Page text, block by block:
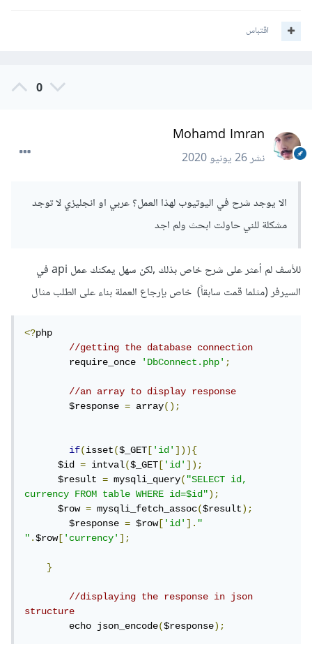
اقتباس
0
Mohamd Imran
نشر26 يونيو 2020
الا يوجد شرح في اليوتيوب لهذا العمل؟ عربي او انجليزي لا توجد
مشكلة للني حاولت ابحث ولم اجد
للأسف لم أعثر على شرح خاص بذلك ,لكن سهل يمكنك عمل api في
السيرفر (مثلما قمت سابقاً) خاص بإرجاع العملة بناء على الطلب مثال
<?php
//getting the database connection
	require_once
'DbConnect.php';
//an array to display response
	$response
= array();
if(isset($_GET ['id'])){
      $id
= intval($_GET ['id']);
      $result
= mysqli_query("SELECT id,
currency FROM table WHERE id=$id");
      $row
= mysqli_fetch_assoc($result);
	$response
= $row['id']."
".$row['currency'];
}
//displaying the response in json
structure
	echo json_encode
($response);